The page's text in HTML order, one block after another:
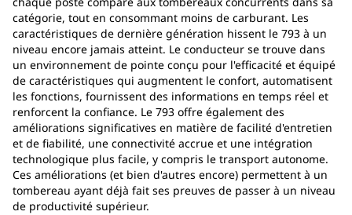
catégorie, tout en consommant moins de carburant. Les
caractéristiques de dernière génération hissent le 793 à un
niveau encore jamais atteint. Le conducteur se trouve dans
un environnement de pointe conçu pour l'efficacité et équipé
de caractéristiques qui augmentent le confort, automatisent
les fonctions, fournissent des informations en temps réel et
renforcent la confiance. Le 793 offre également des
améliorations significatives en matière de facilité d'entretien
et de fiabilité, une connectivité accrue et une intégration
technologique plus facile, y compris le transport autonome.
Ces améliorations (et bien d'autres encore) permettent à un
tombereau ayant déjà fait ses preuves de passer à un niveau
de productivité supérieur.